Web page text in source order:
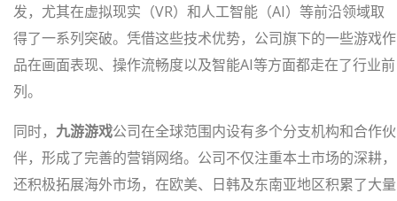
发，尤其在虚拟现实（VR）和人工智能（AI）等前沿领域取
得了一系列突破。凭借这些技术优势，公司旗下的一些游戏作
品在画面表现、操作流畅度以及智能AI等方面都走在了行业前
列。
同时， 九游游戏公司在全球范围内设有多个分支机构和合作伙
伴，形成了完善的营销网络。公司不仅注重本土市场的深耕，
还积极拓展海外市场，在欧美、日韩及东南亚地区积累了大量